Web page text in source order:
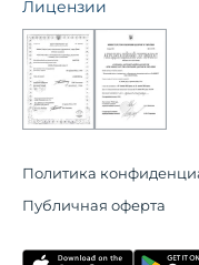
Лицензии
Политика
Публичная оферта